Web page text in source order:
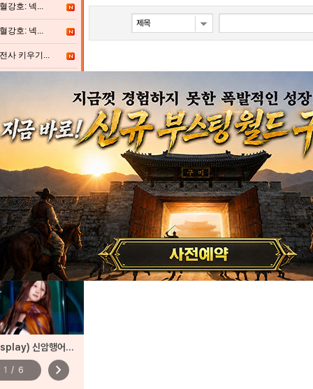
강호: 넥...
강호: 넥...
사 키우기...
양이 낚시터...
레갤러리
(MyBooCosplay) 신암행어사 ‘산도’
1 / 6 chevron_right